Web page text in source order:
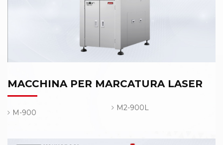
MACCHINA PER MARCATURA LASER
M-900
M2-900L